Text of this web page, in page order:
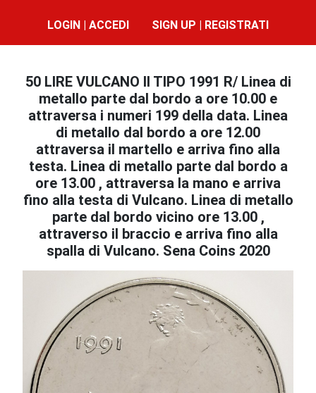
LOGIN | ACCEDI SIGN UP | REGISTRATI
50 LIRE VULCANO II TIPO 1991 R/ Linea di
metallo parte dal bordo a ore 10.00 e
attraversa i numeri 199 della data. Linea
di metallo dal bordo a ore 12.00
attraversa il martello e arriva fino alla
testa. Linea di metallo parte dal bordo a
ore 13.00 , attraversa la mano e arriva
fino alla testa di Vulcano. Linea di metallo
parte dal bordo vicino ore 13.00 ,
attraverso il braccio e arriva fino alla
spalla di Vulcano. Sena Coins 2020